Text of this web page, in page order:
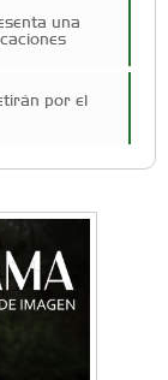
una
por el
rifas para
sobre
las aulas